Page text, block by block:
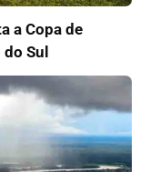
a Copa de
Sul